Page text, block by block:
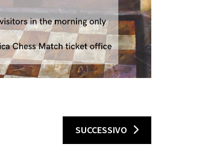
SUCCESSIVO